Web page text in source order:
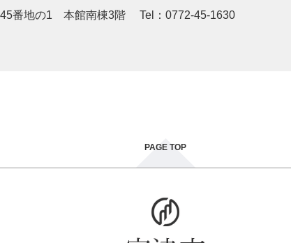
番地の1 本館南棟3階
Tel：0772-45-1630
PAGE TOP